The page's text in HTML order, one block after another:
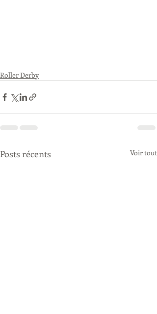
Roller Derby
Posts récents Voir tout